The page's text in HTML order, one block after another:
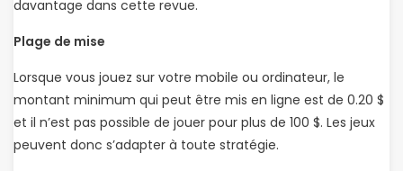
davantage dans cette revue.
Plage de mise
Lorsque vous jouez sur votre mobile ou ordinateur, le
montant minimum qui peut être mis en ligne est de 0.20 $
et il n’est pas possible de jouer pour plus de 100 $. Les jeux
peuvent donc s’adapter à toute stratégie.